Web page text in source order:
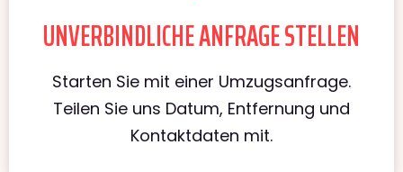
UNVERBINDLICHE ANFRAGE STELLEN
Starten Sie mit einer Umzugsanfrage.
Teilen Sie uns Datum, Entfernung und
Kontaktdaten mit.